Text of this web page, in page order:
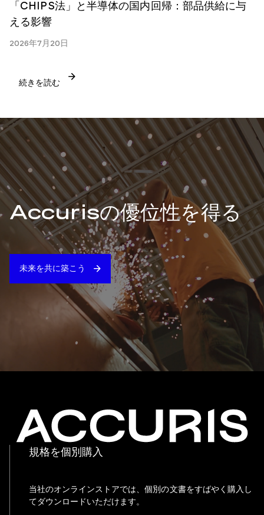
「CHIPS法」と半導体の国内回帰：部品供給に与
える影響
2026年7月20日
続きを読む
Accurisの優位性を得る
未来を共に築こう
規格を個別購入
当社のオンラインストアでは、個別の文書をすばやく購入し
てダウンロードいただけます。